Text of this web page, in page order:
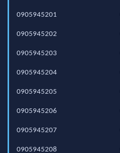
0905945201
0905945202
0905945203
0905945204
0905945205
0905945206
0905945207
0905945208